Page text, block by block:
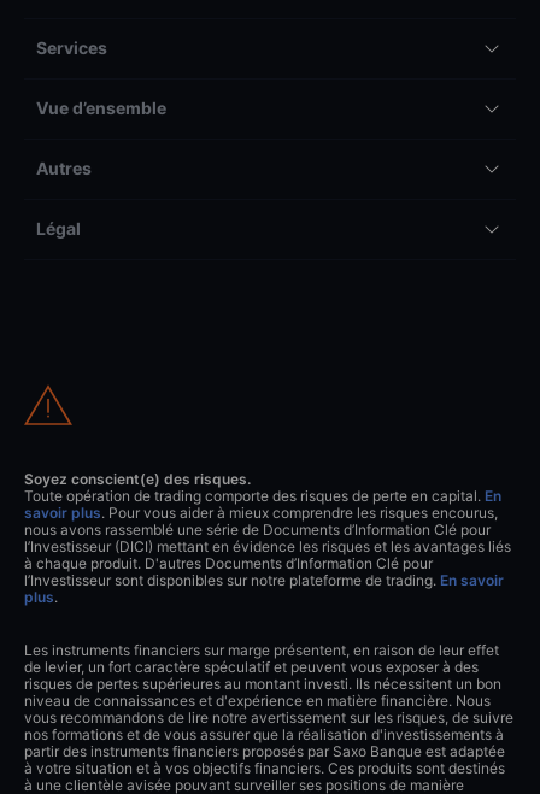
Services
Vue d’ensemble
Autres
Légal
Soyez conscient(e) des risques.
Toute opération de trading comporte des risques de perte en capital. En
savoir plus. Pour vous aider à mieux comprendre les risques encourus,
nous avons rassemblé une série de Documents d’Information Clé pour
l’Investisseur (DICI) mettant en évidence les risques et les avantages liés
à chaque produit. D'autres Documents d’Information Clé pour
l’Investisseur sont disponibles sur notre plateforme de trading. En savoir
plus.
Les instruments financiers sur marge présentent, en raison de leur effet
de levier, un fort caractère spéculatif et peuvent vous exposer à des
risques de pertes supérieures au montant investi. Ils nécessitent un bon
niveau de connaissances et d'expérience en matière financière. Nous
vous recommandons de lire notre avertissement sur les risques, de suivre
nos formations et de vous assurer que la réalisation d'investissements à
partir des instruments financiers proposés par Saxo Banque est adaptée
à votre situation et à vos objectifs financiers. Ces produits sont destinés
à une clientèle avisée pouvant surveiller ses positions de manière